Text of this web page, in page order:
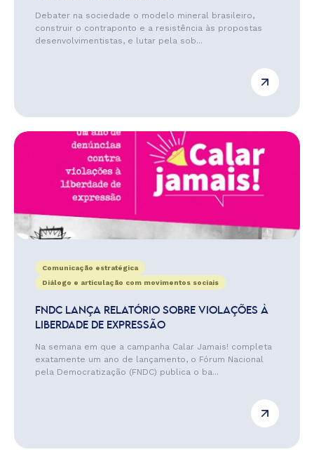
Debater na sociedade o modelo mineral brasileiro,
construir o contraponto e a resistência às propostas
desenvolvimentistas, e lutar pela sob...
Comunicação estratégica
Diálogo e articulação com movimentos sociais
FNDC LANÇA RELATÓRIO SOBRE VIOLAÇÕES À
LIBERDADE DE EXPRESSÃO
Na semana em que a campanha Calar Jamais! completa
exatamente um ano de lançamento, o Fórum Nacional
pela Democratização (FNDC) publica o ba...